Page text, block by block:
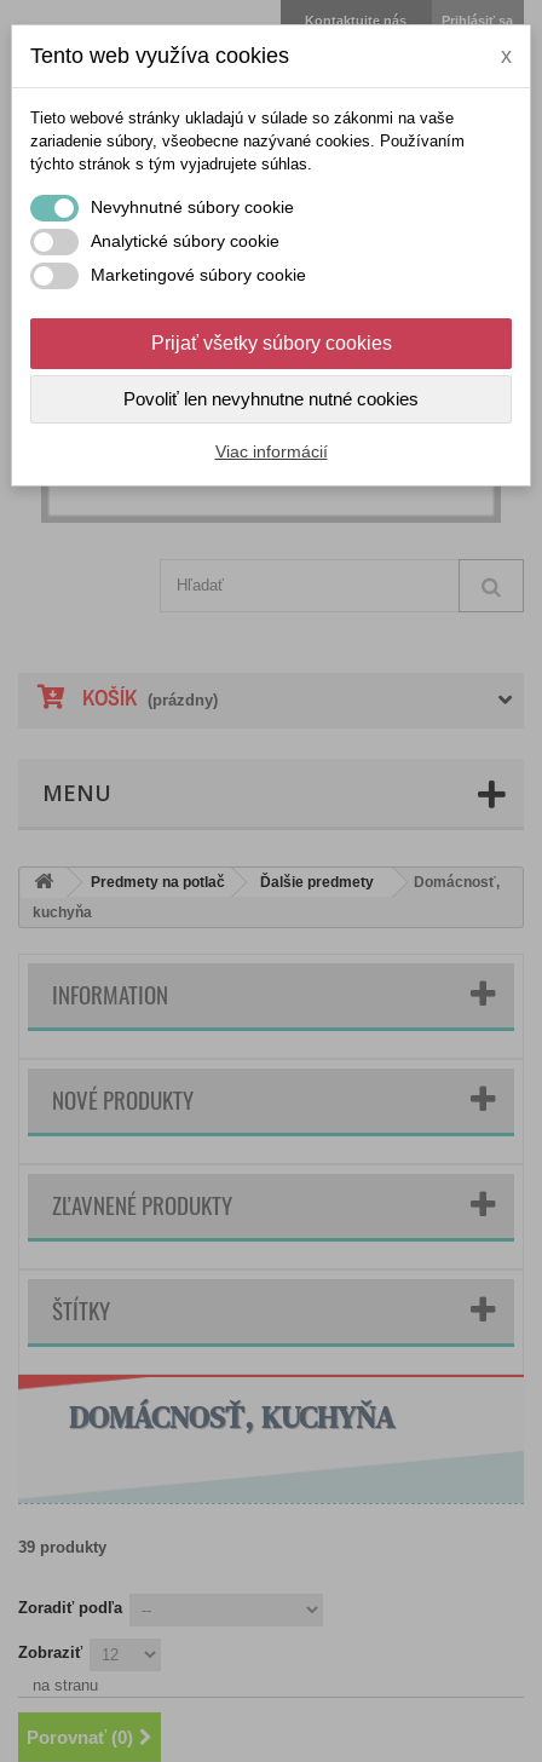
Prihlásiť sa
Kontaktujte nás
KOŠÍK (prázdny)
MENU
Predmety na potlač Ďalšie predmety
Domácnosť,
kuchyňa
INFORMATION
NOVÉ PRODUKTY
ZĽAVNENÉ PRODUKTY
ŠTÍTKY
DOMÁCNOSŤ, KUCHYŇA
39 produkty
Zoradiť podľa
Zobraziť
na stranu
Porovnať (0)
Tento web využíva cookies x
Tieto webové stránky ukladajú v súlade so zákonmi na vaše
zariadenie súbory, všeobecne nazývané cookies. Používaním
týchto stránok s tým vyjadrujete súhlas.
Nevyhnutné súbory cookie
Analytické súbory cookie
Marketingové súbory cookie
Prijať všetky súbory cookies
Povoliť len nevyhnutne nutné cookies
Viac informácií